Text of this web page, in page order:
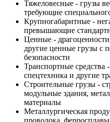
Тяжеловесные - грузы
требующие
Крупногабаритные -
превышающие
Ценные -
другие ценные грузы
безопасности
Транспортные
спецтехника и другие
Строительные грузы -
модульные здания,
материалы
Металлургическая
проволока,